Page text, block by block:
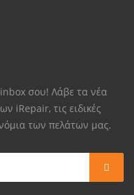
σου! Λάβε τα νέα
iRepair, τις ειδικές
των πελάτων μας.